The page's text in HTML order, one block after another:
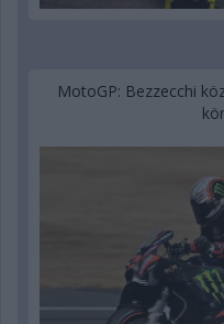
MotoGP: Bezzecchi